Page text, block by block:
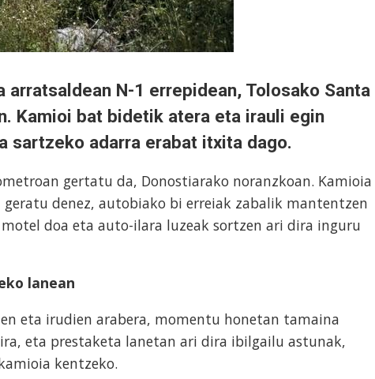
N-1 errepidean, Tolosako Santa
Kamioi bat bidetik atera eta irauli egin
sartzeko adarra erabat itxita dago.
gertatu da, Donostiarako noranzkoan. Kamioia
denez, autobiako bi erreiak zabalik mantentzen
doa eta auto-ilara luzeak sortzen ari dira inguru
lanean
eta irudien arabera, momentu honetan tamaina
eta prestaketa lanetan ari dira ibilgailu astunak,
kentzeko.